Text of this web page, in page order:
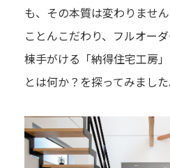
も、その本質は変わりませ
ことんこだわり、フルオー
棟手がける「納得住宅工房
とは何か？を探ってみました